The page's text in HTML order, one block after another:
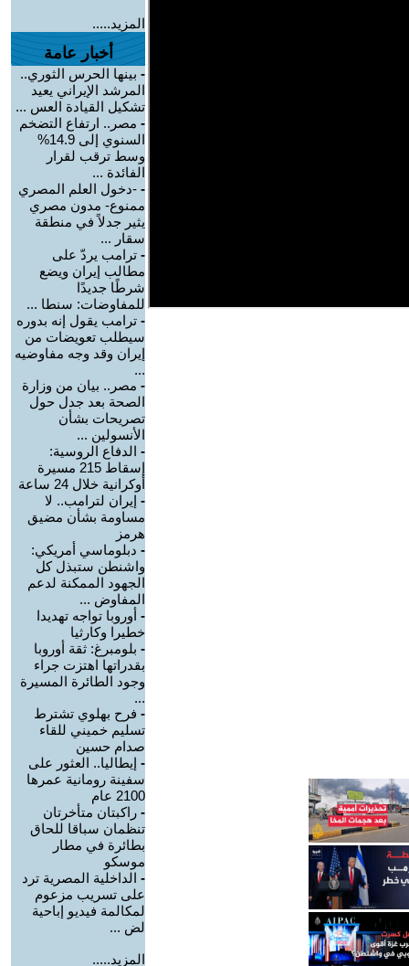
المزيد.....
أخبار عامة
- بينها الحرس الثوري..
المرشد الإيراني يعيد
تشكيل القيادة العس ...
- مصر.. ارتفاع التضخم
السنوي إلى 14.9%
وسط ترقب لقرار
الفائدة ...
- -دخول العلم المصري
ممنوع- مدون مصري
يثير جدلاً في منطقة
سقار ...
- ترامب يردّ على
مطالب إيران ويضع
شرطًا جديدًا
للمفاوضات: سنطا ...
- ترامب يقول إنه بدوره
سيطلب تعويضات من
إيران وقد وجه مفاوضيه
...
- مصر.. بيان من وزارة
الصحة بعد جدل حول
تصريحات بشأن
الأنسولين ...
- الدفاع الروسية:
إسقاط 215 مسيرة
أوكرانية خلال 24 ساعة
- إيران لترامب.. لا
مساومة بشأن مضيق
هرمز
- دبلوماسي أمريكي:
واشنطن ستبذل كل
الجهود الممكنة لدعم
المفاوض ...
- أوروبا تواجه تهديدا
خطيرا وكارثيا
- بلومبرغ: ثقة أوروبا
بقدراتها اهتزت جراء
وجود الطائرة المسيرة
...
- فرح بهلوي تشترط
تسليم خميني للقاء
صدام حسين
- إيطاليا.. العثور على
سفينة رومانية عمرها
2100 عام
- راكبتان متأخرتان
تنظمان سباقا للحاق
بطائرة في مطار
موسكو
- الداخلية المصرية ترد
على تسريب مزعوم
لمكالمة فيديو إباحية
لض ...
المزيد.....